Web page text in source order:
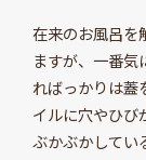
在来のお風呂を
ますが、一番気
ればっかりは蓋
イルに穴やひび
ぶかぶかしてい